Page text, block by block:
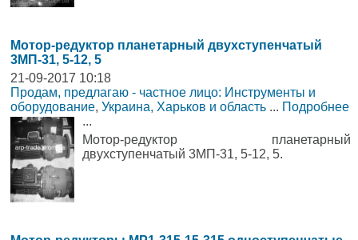
Мотор-редуктор планетарный двухступенчатый
3МП-31, 5-12, 5
21-09-2017 10:18
Продам, предлагаю - частное лицо: Инструменты и
оборудование, Украина, Харьков и область ... Подробнее
...
Мотор-редуктор планетарный
двухступенчатый 3МП-31, 5-12, 5.